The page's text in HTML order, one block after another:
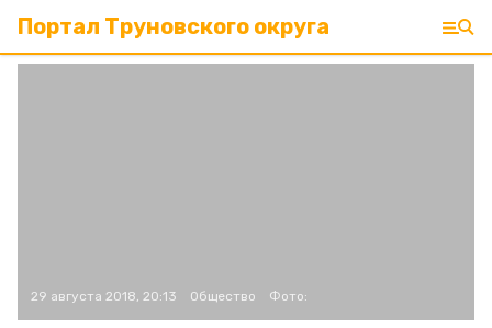
Портал Труновского округа
29 августа 2018, 20:13 Общество Фото: